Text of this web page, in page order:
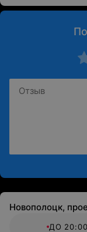
Новополоцк,
ДО 20:00